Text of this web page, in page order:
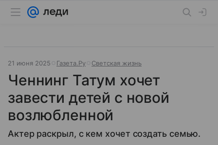
21 июня 2025 Газета.Ру Светская жизнь
Ченнинг Татум хочет
завести детей с новой
возлюбленной
Актер раскрыл, с кем хочет создать семью.